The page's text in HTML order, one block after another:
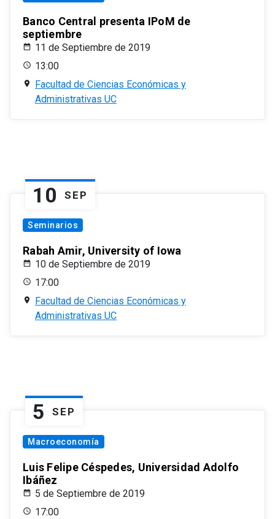
Banco Central presenta IPoM de
septiembre
11 de Septiembre de 2019
13:00
Facultad de Ciencias Económicas y
Administrativas UC
10 SEP
Seminarios
Rabah Amir, University of Iowa
10 de Septiembre de 2019
17:00
Facultad de Ciencias Económicas y
Administrativas UC
5 SEP
Macroeconomía
Luis Felipe Céspedes, Universidad Adolfo
Ibáñez
5 de Septiembre de 2019
17:00